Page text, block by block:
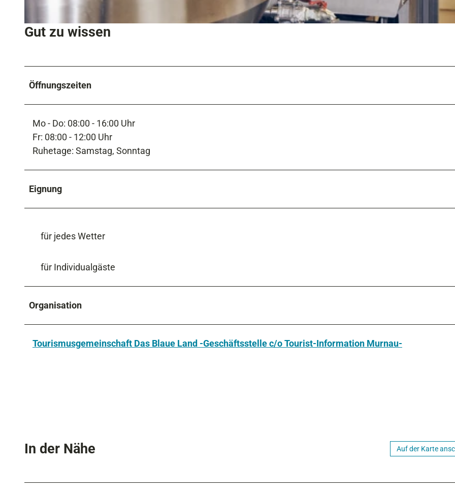
© Marc Gilsdorf
Gut zu wissen
Öffnungszeiten
Mo - Do: 08:00 - 16:00 Uhr
Fr: 08:00 - 12:00 Uhr
Ruhetage: Samstag, Sonntag
Eignung
für jedes Wetter
für Individualgäste
Organisation
Tourismusgemeinschaft Das Blaue Land -Geschäftsstelle c/o Tourist-Information Murnau-
In der Nähe Auf der Karte